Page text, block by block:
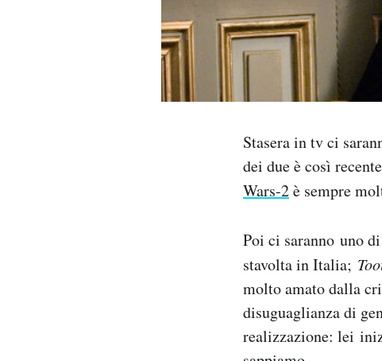
Stasera in tv ci
dei due è così
Wars-2è sempre
Poi ci saranno uno
stavolta in Italia;
molto amato dalla
disuguaglianza di
realizzazione: lei